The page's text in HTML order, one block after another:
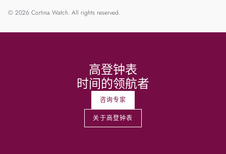
© 2026 Cortina Watch. All rights reserved.
高登钟表
时间的领航者
咨询专家
关于高登钟表